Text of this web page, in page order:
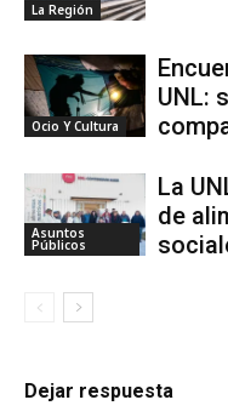
La Región
Ocio Y Cultura
UNL:
Asuntos
Públicos
La
de
Dejar respuesta